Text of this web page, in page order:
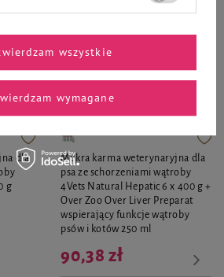
dla
czworonoga
dla
g
Mokra karma weterynaryjna dla
psa ze schorzeniami wątroby
4Vets Natural Hepatic 6 x 400 g +
Over Zoo Over Liver Preparat
wspierający funkcje wątroby
psów i kotów 250 ml
90,38 zł
wymagane
wszystkie